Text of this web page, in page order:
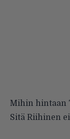
Mihin hintaan
Sitä Riihinen